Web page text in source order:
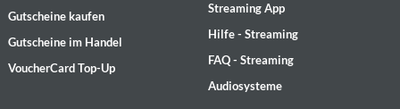
Gutscheine kaufen
Gutscheine im Handel
VoucherCard Top-Up
Streaming App
Hilfe - Streaming
FAQ - Streaming
Audiosysteme